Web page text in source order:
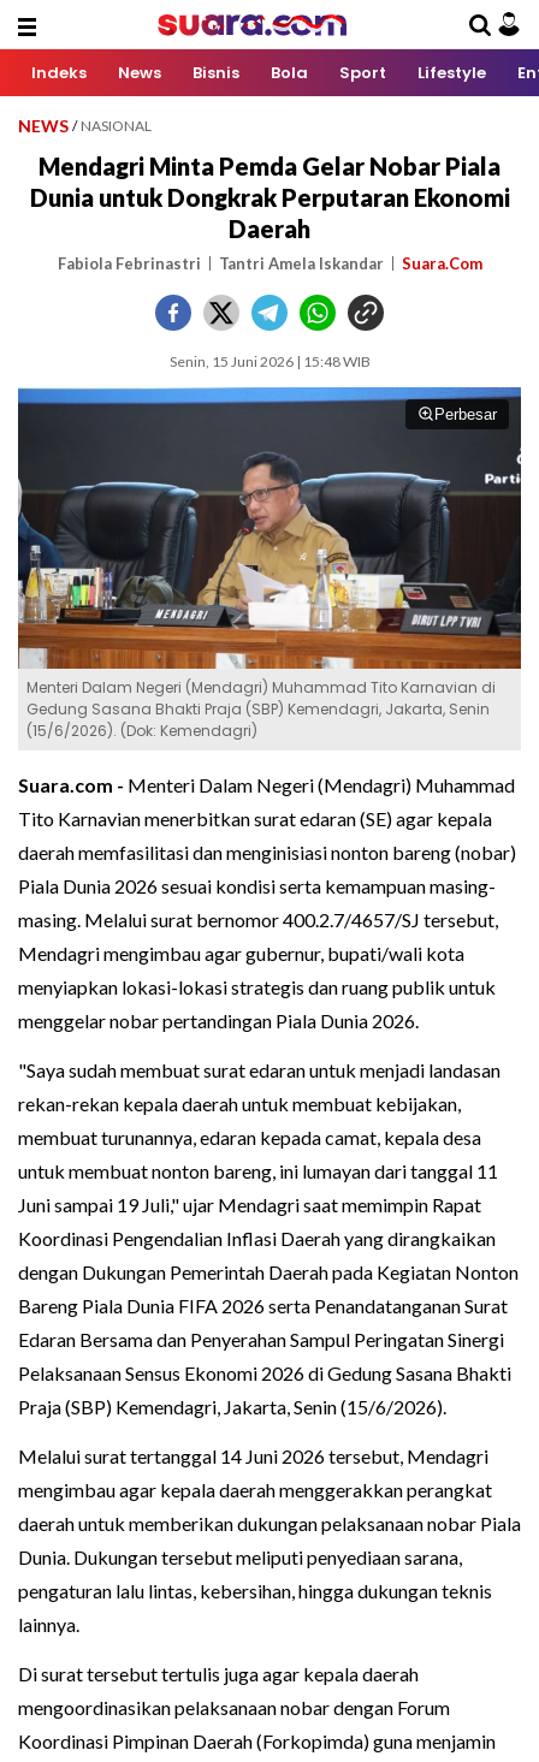
Indeks News Bisnis Bola Sport Lifestyle
NEWS / NASIONAL
Mendagri Minta Pemda Gelar Nobar Piala
Dunia untuk Dongkrak Perputaran Ekonomi
Daerah
Fabiola Febrinastri Tantri Amela Iskandar Suara.Com
Senin, 15 Juni 2026 | 15:48 WIB
Perbesar
Menteri Dalam Negeri (Mendagri) Muhammad Tito Karnavian di
Gedung Sasana Bhakti Praja (SBP) Kemendagri, Jakarta, Senin
(15/6/2026). (Dok: Kemendagri)
Suara.com - Menteri Dalam Negeri (Mendagri) Muhammad
Tito Karnavian menerbitkan surat edaran (SE) agar kepala
daerah memfasilitasi dan menginisiasi nonton bareng (nobar)
Piala Dunia 2026 sesuai kondisi serta kemampuan masing-
masing. Melalui surat bernomor 400.2.7/4657/SJ tersebut,
Mendagri mengimbau agar gubernur, bupati/wali kota
menyiapkan lokasi-lokasi strategis dan ruang publik untuk
menggelar nobar pertandingan Piala Dunia 2026.
"Saya sudah membuat surat edaran untuk menjadi landasan
rekan-rekan kepala daerah untuk membuat kebijakan,
membuat turunannya, edaran kepada camat, kepala desa
untuk membuat nonton bareng, ini lumayan dari tanggal 11
Juni sampai 19 Juli," ujar Mendagri saat memimpin Rapat
Koordinasi Pengendalian Inflasi Daerah yang dirangkaikan
dengan Dukungan Pemerintah Daerah pada Kegiatan Nonton
Bareng Piala Dunia FIFA 2026 serta Penandatanganan Surat
Edaran Bersama dan Penyerahan Sampul Peringatan Sinergi
Pelaksanaan Sensus Ekonomi 2026 di Gedung Sasana Bhakti
Praja (SBP) Kemendagri, Jakarta, Senin (15/6/2026).
Melalui surat tertanggal 14 Juni 2026 tersebut, Mendagri
mengimbau agar kepala daerah menggerakkan perangkat
daerah untuk memberikan dukungan pelaksanaan nobar Piala
Dunia. Dukungan tersebut meliputi penyediaan sarana,
pengaturan lalu lintas, kebersihan, hingga dukungan teknis
lainnya.
Di surat tersebut tertulis juga agar kepala daerah
mengoordinasikan pelaksanaan nobar dengan Forum
Koordinasi Pimpinan Daerah (Forkopimda) guna menjamin